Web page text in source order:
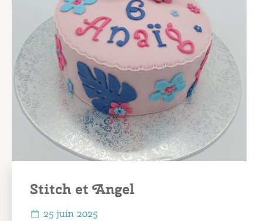
Stitch et Angel
25 juin 2025